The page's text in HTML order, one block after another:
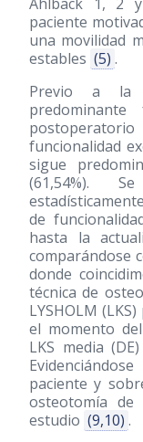
paciente
una movilidad
estables (5) .
Previo a la
funcionalidad
sigue
(61,54%).
de
hasta la
comparándose
donde
técnica de
LYSHOLM
el momento
LKS media
paciente y
osteotomía
estudio (9,10) .